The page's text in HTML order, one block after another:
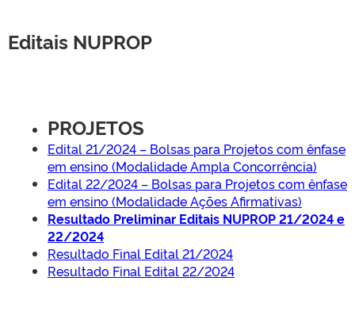
Editais NUPROP
PROJETOS
Edital 21/2024 – Bolsas para Projetos com ênfase
em ensino (Modalidade Ampla Concorrência)
Edital 22/2024 – Bolsas para Projetos com ênfase
em ensino (Modalidade Ações Afirmativas)
Resultado Preliminar Editais NUPROP 21/2024 e
22/2024
Resultado Final Edital 21/2024
Resultado Final Edital 22/2024